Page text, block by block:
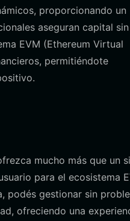
proporcionando un
aseguran capital sin
EVM (Ethereum Virtual
permitiéndote
mucho más que un
para el ecosistema
podés gestionar sin
ofreciendo una